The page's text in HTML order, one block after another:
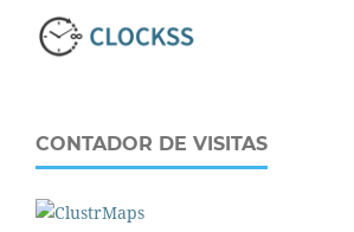
CONTADOR DE VISITAS